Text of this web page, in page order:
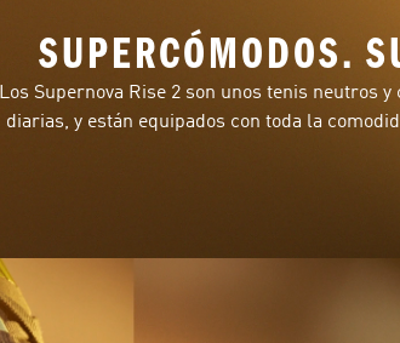
SUPERCÓMODOS.
Los Supernova Rise 2 son unos tenis neutros
diarias, y están equipados con toda la